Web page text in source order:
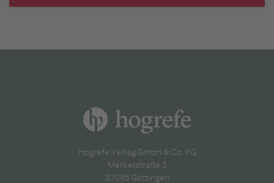
Hogrefe Verlag GmbH & Co. KG
Merkelstraße 3
37085 Göttingen